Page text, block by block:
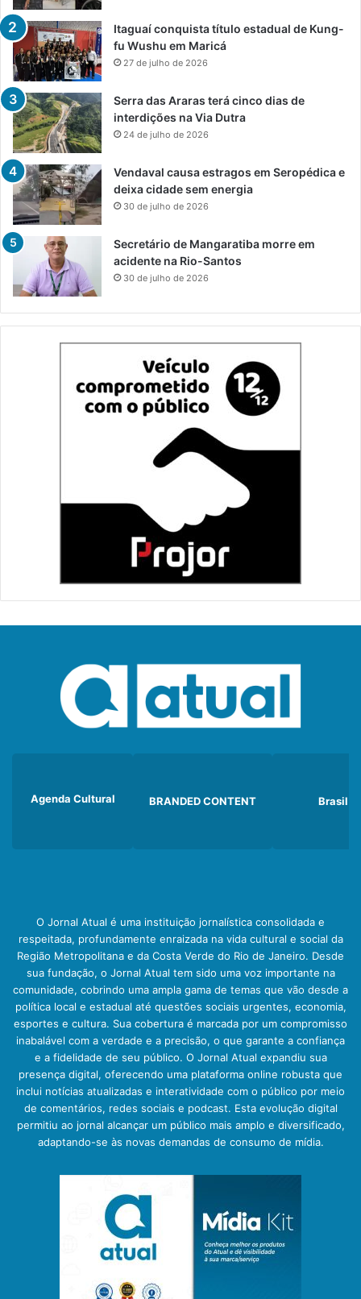
Itaguaí conquista título estadual de Kung-
fu Wushu em Maricá
27 de julho de 2026
Serra das Araras terá cinco dias de
interdições na Via Dutra
24 de julho de 2026
Vendaval causa estragos em Seropédica e
deixa cidade sem energia
30 de julho de 2026
Secretário de Mangaratiba morre em
acidente na Rio-Santos
30 de julho de 2026
Agenda Cultural BRANDED CONTENT Brasil
O Jornal Atual é uma instituição jornalística consolidada e
respeitada, profundamente enraizada na vida cultural e social da
Região Metropolitana e da Costa Verde do Rio de Janeiro. Desde
sua fundação, o Jornal Atual tem sido uma voz importante na
comunidade, cobrindo uma ampla gama de temas que vão desde a
política local e estadual até questões sociais urgentes, economia,
esportes e cultura. Sua cobertura é marcada por um compromisso
inabalável com a verdade e a precisão, o que garante a confiança
e a fidelidade de seu público. O Jornal Atual expandiu sua
presença digital, oferecendo uma plataforma online robusta que
inclui notícias atualizadas e interatividade com o público por meio
de comentários, redes sociais e podcast. Esta evolução digital
permitiu ao jornal alcançar um público mais amplo e diversificado,
adaptando-se às novas demandas de consumo de mídia.